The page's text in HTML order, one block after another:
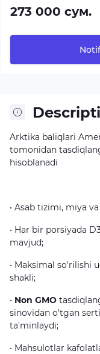
273 000 сум.
Arktika baliqlari
tomonidan
hisoblanadi
• Asab tizimi, miya va
• Har bir porsiyada
mavjud;
• Maksimal so'rilishi
shakli;
• Non GMO
sinovidan o'tgan
ta'minlaydi;
• Mahsulotlar